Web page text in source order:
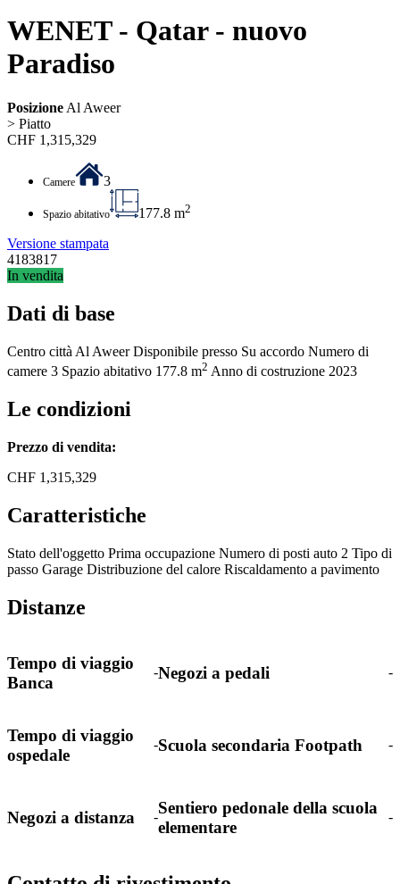
WENET - Qatar - nuovo
Paradiso
Posizione Al Aweer
> Piatto
CHF 1,315,329
Camere 3
Spazio abitativo 177.8 m2
Versione stampata
4183817
In vendita
Dati di base
Centro città Al Aweer Disponibile presso Su accordo Numero di
camere 3 Spazio abitativo 177.8 m2 Anno di costruzione 2023
Le condizioni
Prezzo di vendita:
CHF 1,315,329
Caratteristiche
Stato dell'oggetto Prima occupazione Numero di posti auto 2 Tipo di
passo Garage Distribuzione del calore Riscaldamento a pavimento
Distanze
Tempo di viaggio
Banca
-Negozi a pedali -
Tempo di viaggio
ospedale
-Scuola secondaria Footpath -
Negozi a distanza -Sentiero pedonale della scuola
elementare
-